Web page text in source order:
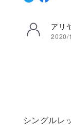
アリ
2020/
シングルレ